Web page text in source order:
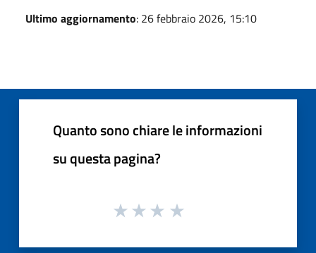
Ultimo aggiornamento: 26 febbraio 2026, 15:10
Quanto sono chiare le informazioni
su questa pagina?